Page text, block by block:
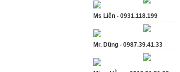
Ms Liên - 0931.118.199
Mr. Dũng - 0987.39.41.33